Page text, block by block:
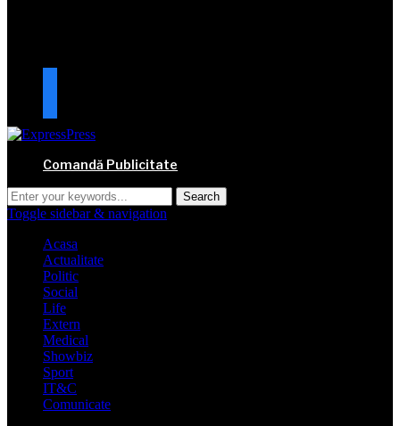
Comandă Publicitate
Toggle sidebar & navigation
Acasa
Actualitate
Politic
Social
Life
Extern
Medical
Showbiz
Sport
IT&C
Comunicate